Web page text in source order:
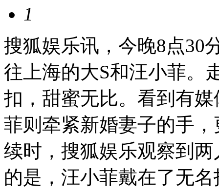
1
搜狐娱乐讯，今晚8点30
往上海的大S和汪小菲。
扣，甜蜜无比。看到有
菲则牵紧新婚妻子的手
续时，搜狐娱乐观察到
的是，汪小菲戴在了无